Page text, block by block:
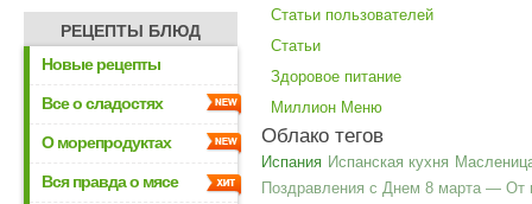
РЕЦЕПТЫ БЛЮД
Новые рецепты
Все о сладостях
О морепродуктах
Вся правда о мясе
Статьи пользователей
Статьи
Здоровое питание
Миллион Меню
Облако тегов
Испания Испанская кухня
Поздравления с Днем 8 марта — От